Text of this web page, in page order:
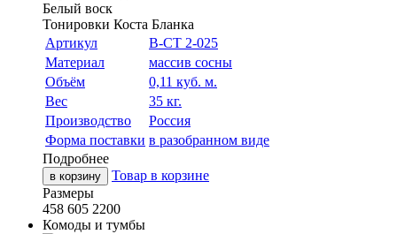
Белый воск
Тонировки Коста Бланка
Артикул
В-СТ 2-025
Материал
массив сосны
Объём
0,11 куб. м.
Вес
35 кг.
Производство
Россия
Форма поставки в разобранном виде
Подробнее
в корзину
Товар в корзине
Размеры
458 605 2200
Комоды и тумбы